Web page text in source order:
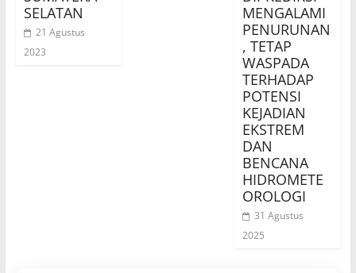
SELATAN
21 Agustus
2023
MENGALAMI
PENURUNAN
, TETAP
WASPADA
TERHADAP
POTENSI
KEJADIAN
EKSTREM
DAN
BENCANA
HIDROMETE
OROLOGI
31 Agustus
2025